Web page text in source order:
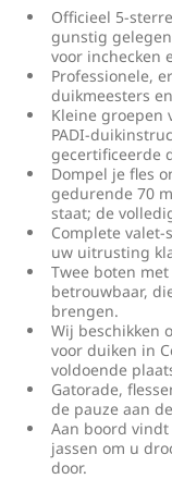
Officieel 5-
gunstig
voor inchecken
Professionele,
duikmeesters
Kleine groepen
PADI-
gecertificeerde
Dompel je fles
gedurende 70
staat; de
Complete
uw uitrusting
Twee boten
betrouwbaar,
brengen.
Wij beschikken
voor duiken in
voldoende
Gatorade,
de pauze aan
Aan boord
jassen om u
door.